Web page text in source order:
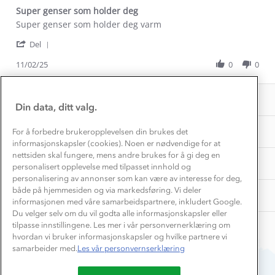
Super genser som holder deg
Review
Sonja
on
11
review
Super
som
holder
Super genser som holder deg varm
Del
by
on
Feb
2025
11/02/25 0 0
Kundeklubb
Våre butikker
Bedrift, barnehage og SFO
OM OSS
Inkludering
Materialer
Personvern
TIPS OG RÅD
Hvordan velge riktig turtøy?
EL-retur
Store størrelser
Turmat oppskrifter
Beredskap
AKTIVITETER
Få turinspirasjon og tips her⛰
Storms turtips🐿️
Leirskole 🥾
Barnehageansatt
Tips til hyttetur
Din data, ditt valg.
For å forbedre brukeropplevelsen din brukes det
informasjonskapsler (cookies). Noen er nødvendige for at
nettsiden skal fungere, mens andre brukes for å gi deg en
personalisert opplevelse med tilpasset innhold og
personalisering av annonser som kan være av interesse for deg,
både på hjemmesiden og via markedsføring. Vi deler
informasjonen med våre samarbeidspartnere, inkludert Google.
Du velger selv om du vil godta alle informasjonskapsler eller
tilpasse innstillingene. Les mer i vår personvernerklæring om
hvordan vi bruker informasjonskapsler og hvilke partnere vi
samarbeider med.Les vår personvernserklæring